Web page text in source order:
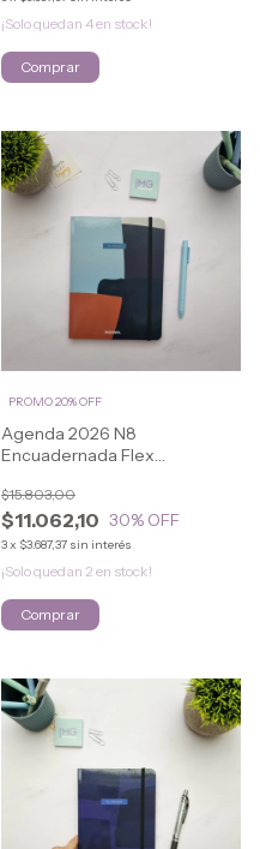
¡Solo quedan 4en stock!
Comprar
Agenda 2026 N8
Encuadernada Flex
$11.062,10
$15.803,00
30% OFF
3x $3.687,37 sin interés
PROMO 20% OFF
¡Solo quedan 2 en stock!
Comprar